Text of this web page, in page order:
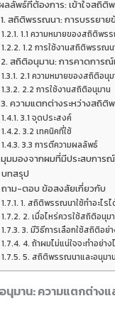
ลลัพธ์ที่ต้องการ: เข้าใจสถิ
1. สถิติพรรณนา: การบรรยาย
1.1 ความหมายของสถิติพร
1.2 การใช้งานสถิติพรรณน
2. สถิติอนุมาน: การคาดการ
2.1 ความหมายของสถิติอนุม
2.2 การใช้งานสถิติอนุมาน
3. ความแตกต่างระหว่างสถิติ
3.1 จุดประสงค์
3.2 เทคนิคที่ใช้
3.3 การตีความผลลัพธ์
มุมมองจากผมที่มีประสบการ
บทสรุป
ถาม-ตอบ ข้อสงสัยเกี่ยวกับ
1. สถิติพรรณนาใช้ทำอะไร
2. เมื่อไหร่ควรใช้สถิติอนุม
3. มีวิธีการเลือกใช้สถิติอย่า
4. ถ้าผมไม่แน่ใจจะทำอย่าง
5. สถิติพรรณนาและอนุมา
าน: ความแตกต่างแ